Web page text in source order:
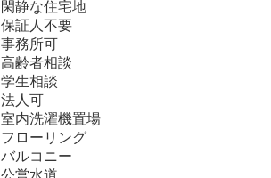
閑静な住宅地
保証人不要
事務所可
高齢者相談
学生相談
法人可
室内洗濯機置場
フローリング
バルコニー